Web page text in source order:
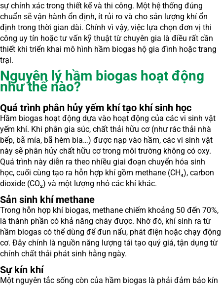
sự chính xác trong thiết kế và thi công. Một hệ thống đúng
chuẩn sẽ vận hành ổn định, ít rủi ro và cho sản lượng khí ổn
định trong thời gian dài. Chính vì vậy, việc lựa chọn đơn vị thi
công uy tín hoặc tư vấn kỹ thuật từ chuyên gia là điều rất cần
thiết khi triển khai mô hình hầm biogas hộ gia đình hoặc trang
trại.
Nguyên lý hầm biogas hoạt động
như thế nào?
Quá trình phân hủy yếm khí tạo khí sinh học
Hầm biogas hoạt động dựa vào hoạt động của các vi sinh vật
yếm khí. Khi phân gia súc, chất thải hữu cơ (như rác thải nhà
bếp, bã mía, bã hèm bia…) được nạp vào hầm, các vi sinh vật
này sẽ phân hủy chất hữu cơ trong môi trường không có oxy.
Quá trình này diễn ra theo nhiều giai đoạn chuyển hóa sinh
học, cuối cùng tạo ra hỗn hợp khí gồm methane (CH₄), carbon
dioxide (CO₂) và một lượng nhỏ các khí khác.
Sản sinh khí methane
Trong hỗn hợp khí biogas, methane chiếm khoảng 50 đến 70%,
là thành phần có khả năng cháy được. Nhờ đó, khí sinh ra từ
hầm biogas có thể dùng để đun nấu, phát điện hoặc chạy động
cơ. Đây chính là nguồn năng lượng tái tạo quý giá, tận dụng từ
chính chất thải phát sinh hằng ngày.
Sự kín khí
Một nguyên tắc sống còn của hầm biogas là phải đảm bảo kín